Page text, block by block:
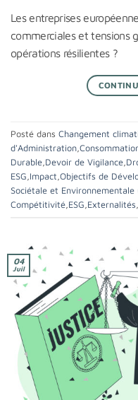
Les entreprises
commerciales et tensions
opérations résilientes ?
Posté dans Changement
d'Administration
Durable Devoir de Vigilance
ESG Impact Objectifs de
Sociétale et Environnementale
Compétitivité ESG Externalités
04
Juil